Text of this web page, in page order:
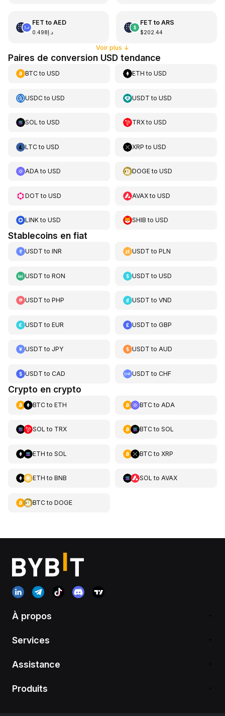
FET to AED
د.إ0.498
FET to ARS
$202.44
Voir plus ↓
Paires de conversion USD tendance
BTCto USD ETH toUSD
USDCto USD USDT toUSD
SOL to USD TRXtoUSD
LTCto USD XRP toUSD
ADAto USD DOGEtoUSD
DOT to USD AVAXtoUSD
LINKto USD SHIB toUSD
Stablecoins en fiat
USDT to INR USDT toPLN
USDT to RON USDT toUSD
USDT to PHP USDT toVND
USDT to EUR USDT toGBP
USDT to JPY USDT toAUD
USDT to CAD USDT toCHF
Crypto en crypto
BTCto ETH BTCto ADA
SOL to TRX BTCto SOL
ETH to SOL BTCto XRP
ETH to BNB SOL to AVAX
BTCto DOGE
À propos
Services
Assistance
Produits